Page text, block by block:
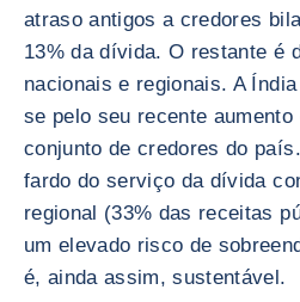
atraso antigos a credores
13% da dívida. O restante é
nacionais e regionais. A
se pelo seu recente
conjunto de credores do
fardo do serviço da dívida
regional (33% das receitas
um elevado risco de
é, ainda assim, sustentável.